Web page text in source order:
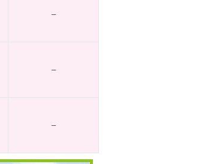
–
–
–